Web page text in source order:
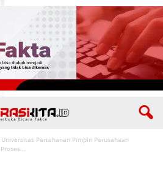
Universitas Pertahanan Pimpin Perusahaan